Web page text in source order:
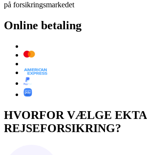
på forsikringsmarkedet
Online betaling
HVORFOR VÆLGE EKTA
REJSEFORSIKRING?